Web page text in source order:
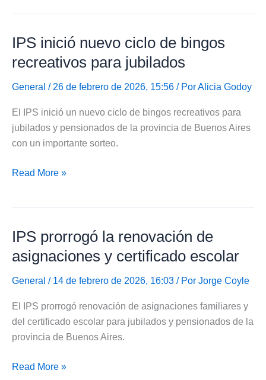
renovación
asignaciones
familiares
IPS inició nuevo ciclo de bingos
recreativos para jubilados
General / 26 de febrero de 2026, 15:56 / PorAlicia Godoy
El IPS inició un nuevo ciclo de bingos recreativos para
jubilados y pensionados de la provincia de Buenos Aires
con un importante sorteo.
IPS
de
bingos
recreativos
para
Read More »
IPS prorrogó la renovación de
asignaciones y certificado escolar
General / 14 de febrero de 2026, 16:03 / Por Jorge Coyle
El IPS prorrogó renovación de asignaciones familiares y
del certificado escolar para jubilados y pensionados de la
provincia de Buenos Aires.
IPS
Read More »